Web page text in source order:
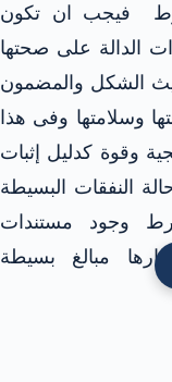
فيجب ان تكون
الدالة على صحتها
الشكل والمضمون
وسلامتها وفى هذا
وقوة كدليل إثبات
النفقات البسيطة
وجود مستندات
مبالغ بسيطة